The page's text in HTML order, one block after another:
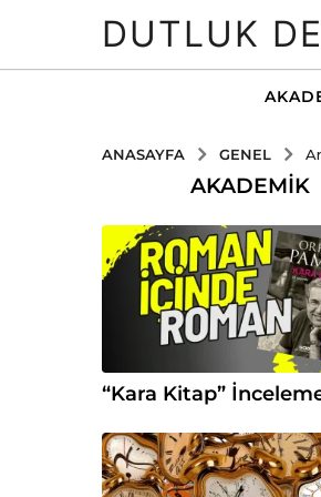
DUTLUK
ANASAYFA GENEL
AKADEMIK
“Kara Kitap”